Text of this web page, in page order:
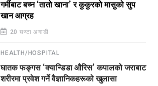
गर्मीबाट बच्न ‘तातो खाना’ र कुकुरको मासुको सुप
खान आग्रह
20 घण्टा अगाडी
HEALTH/HOSPITAL
घातक फङ्गस ‘क्यान्डिडा औरिस’ कपालको जराबाट
शरीरमा प्रवेश गर्ने वैज्ञानिकहरूको खुलासा